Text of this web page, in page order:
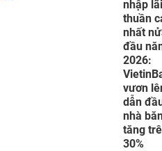
nhập lãi
thuần
nhất
đầu
2026:
vươn
dẫn
nhà
tăng
30%